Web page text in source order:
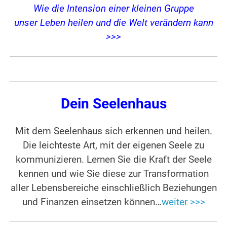
Wie die Intension einer kleinen Gruppe
unser Leben heilen und die Welt verändern kann
>>>
Dein Seelenhaus
Mit dem Seelenhaus sich erkennen und heilen.
Die leichteste Art, mit der eigenen Seele zu
kommunizieren. Lernen Sie die Kraft der Seele
kennen und wie Sie diese zur Transformation
aller Lebensbereiche einschließlich Beziehungen
und Finanzen einsetzen können…weiter >>>